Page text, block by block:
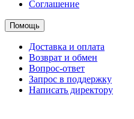
Соглашение
Помощь
Доставка и оплата
Возврат и обмен
Вопрос-ответ
Запрос в поддержку
Написать директору